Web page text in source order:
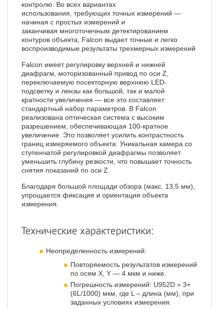
контролю. Во всех вариантах
использования, требующих точных измерений —
начиная с простых измерений и
заканчивая многоточечным детектированием
контуров объекта, Falcon выдает точные и легко
воспроизводимые результаты трехмерных измерений
Falcon имеет регулировку верхней и нижней
диафрагм, моторизованный привод по оси Z,
переключаемую посекторную верхнюю LED-
подсветку и линзы как большой, так и малой
кратности увеличения — все это составляет
стандартный набор параметров. В Falcon
реализована оптическая система с высоким
разрешением, обеспечивающая 100-кратное
увеличение. Это позволяет усилить контрастность
границ измеряемого объекта. Уникальная камера со
ступенчатой регулировкой диафрагмы позволяет
уменьшить глубину резкости, что повышает точность
снятия показаний по оси Z.
Благодаря большой площади обзора (макс. 13,5 мм),
упрощается фиксация и ориентация объекта
измерения.
Технические характеристики:
Неопределенность измерений:
Повторяемость результатов измерений
по осям X, Y — 4 мкм и ниже.
Погрешность измерений: U952D = 3+
(6L/1000) мкм, где L – длина (мм), при
заданных условиях измерения.